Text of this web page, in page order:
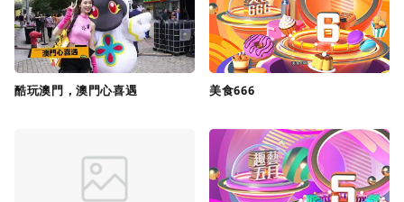
酷玩澳門，澳門心喜遇 美食666